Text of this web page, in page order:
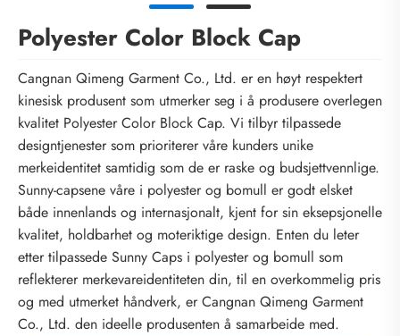
Polyester Color Block Cap
Cangnan Qimeng Garment Co., Ltd. er en høyt respektert
kinesisk produsent som utmerker seg i å produsere overlegen
kvalitet Polyester Color Block Cap. Vi tilbyr tilpassede
designtjenester som prioriterer våre kunders unike
merkeidentitet samtidig som de er raske og budsjettvennlige.
Sunny-capsene våre i polyester og bomull er godt elsket
både innenlands og internasjonalt, kjent for sin eksepsjonelle
kvalitet, holdbarhet og moteriktige design. Enten du leter
etter tilpassede Sunny Caps i polyester og bomull som
reflekterer merkevareidentiteten din, til en overkommelig pris
og med utmerket håndverk, er Cangnan Qimeng Garment
Co., Ltd. den ideelle produsenten å samarbeide med.